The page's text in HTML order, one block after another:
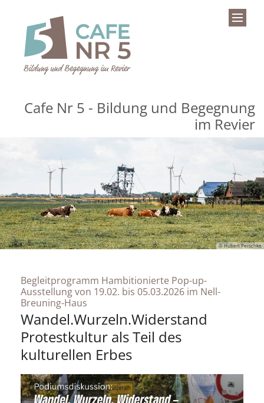
Cafe Nr 5 - Bildung und Begegnung
im Revier
© Hubert Perschke
Begleitprogramm Hambitionierte Pop-up-
Ausstellung von 19.02. bis 05.03.2026 im Nell-
Breuning-Haus
Wandel.Wurzeln.Widerstand
Protestkultur als Teil des
kulturellen Erbes